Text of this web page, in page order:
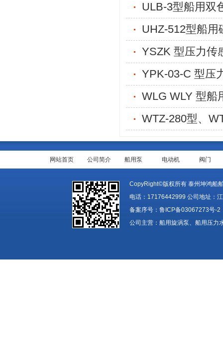
ULB-3型船用双
UHZ-512型船用
YSZK 型压力传
YPK-03-C 型压
WLG WLY 型船
WTZ-280型、
网站首页 公司简介 船用泵 电动机 阀门
CopyRight©版权所有 泰州坤鸿船
电话：17176442999 公司地址：
备案序号： 鲁ICP备03067273号-2
公司主营：船用旋涡泵、船用压力